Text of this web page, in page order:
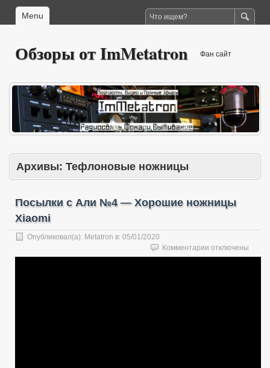
Menu
Обзоры от ImMetatron Фан сайт
Архивы: Тефлоновые ножницы
Посылки с Али №4 — Хорошие ножницы
Xiaomi
Опубликовал(а): Metatron в: 05/01/2020
Комментарии к
записи
отключены